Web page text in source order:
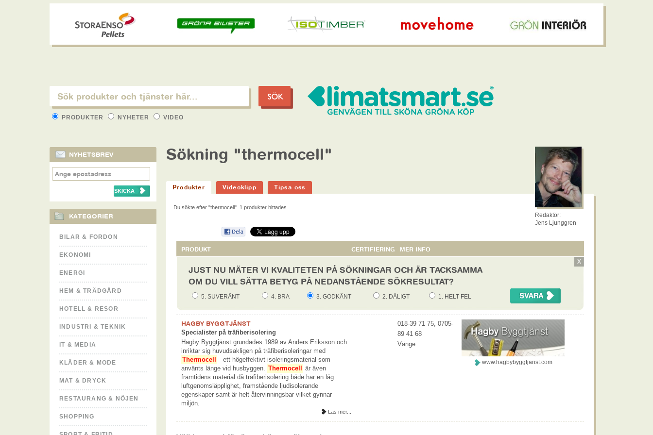
PRODUKTER NYHETER VIDEO
NYHETSBREV
KATEGORIER
BILAR & FORDON
EKONOMI
ENERGI
HEM & TRÄDGÅRD
HOTELL & RESOR
INDUSTRI & TEKNIK
IT & MEDIA
KLÄDER & MODE
MAT & DRYCK
RESTAURANG & NÖJEN
SHOPPING
Sökning "thermocell"
Produkter Videoklipp Tipsa oss
Redaktör:
Jens Ljunggren
Du sökte efter "thermocell" . 1 produkter hittades.
PRODUKT CERTIFIERING MER INFO
X
JUST NU MÄTER VI KVALITETEN PÅ SÖKNINGAR OCH ÄR TACKSAMMA
OM DU VILL SÄTTA BETYG PÅ NEDANSTÅENDE SÖKRESULTAT?
5. SUVERÄNT 4. BRA 3. GODKÄNT 2. DÅLIGT 1. HELT FEL
HAGBY BYGGTJÄNST
Specialister på träfiberisolering
Hagby Byggtjänst grundades 1989 av Anders Eriksson och
inriktar sig huvudsakligen på träfiberisoleringar med
Thermocell
- ett högeffektivt isoleringsmaterial som
använts länge vid husbyggen. Thermocell
är även
framtidens material då träfiberisolering både har en låg
luftgenomsläpplighet, framstående ljudisolerande
egenskaper samt är helt återvinningsbar vilket gynnar
miljön.
Läs mer...
018-39 71 75, 0705-
89 41 68
Vänge
www.hagbybyggtjanst.com